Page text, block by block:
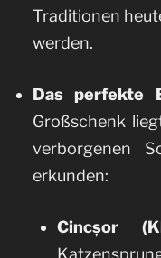
Traditionen
werden.
Das perfekte
Großschenk
verborgenen
erkunden:
Cincșor